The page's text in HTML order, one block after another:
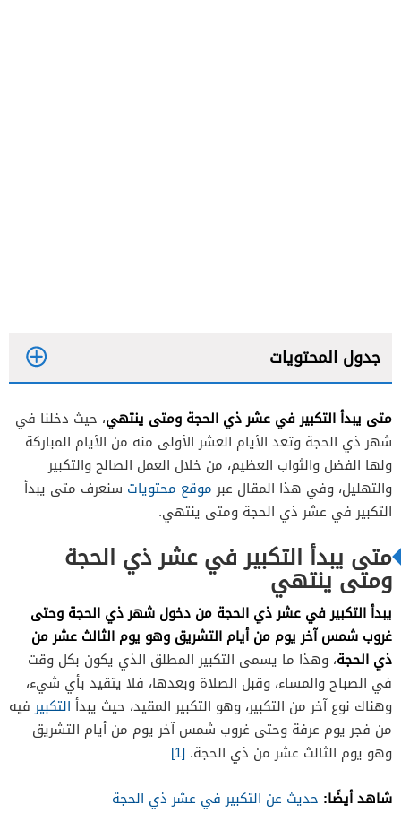
جدول المحتويات
متى يبدأ التكبير في عشر ذي الحجة ومتى ينتهي، حيث دخلنا في
شهر ذي الحجة وتعد الأيام العشر الأولى منه من الأيام المباركة
ولها الفضل والثواب العظيم، من خلال العمل الصالح والتكبير
والتهليل، وفي هذا المقال عبرموقع محتويات سنعرف متى يبدأ
التكبير في عشر ذي الحجة ومتى ينتهي.
متى يبدأ التكبير في عشر ذي الحجة
ومتى ينتهي
يبدأ التكبير في عشر ذي الحجة من دخول شهر ذي الحجة وحتى
غروب شمس آخر يوم من أيام التشريق وهو يوم الثالث عشر من
ذي الحجة، وهذا ما يسمى التكبير المطلق الذي يكون بكل وقت
في الصباح والمساء، وقبل الصلاة وبعدها، فلا يتقيد بأي شيء،
وهناك نوع آخر من التكبير، وهو التكبير المقيد، حيث يبدأ التكبيرفيه
من فجر يوم عرفة وحتى غروب شمس آخر يوم من أيام التشريق
وهو يوم الثالث عشر من ذي الحجة. [1]
شاهد أيضًا: حديث عن التكبير في عشر ذي الحجة